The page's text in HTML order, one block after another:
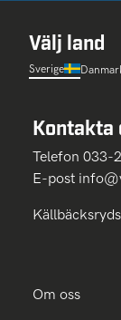
Välj land
Sverige
Kontakta
Telefon 033-
E-post
Om oss